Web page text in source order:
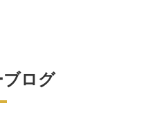
ブログ